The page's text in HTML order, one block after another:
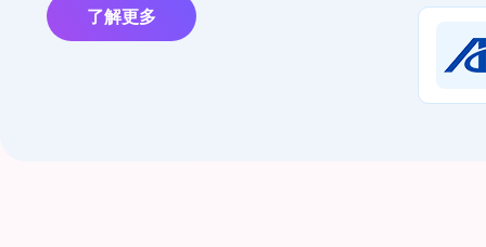
了解更多